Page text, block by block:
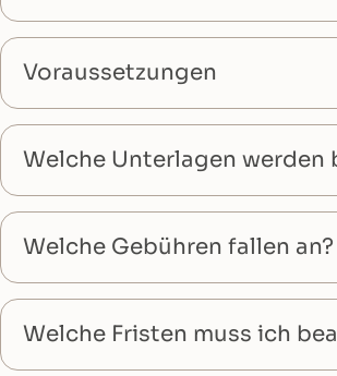
Voraussetzungen
Welche Unterlagen werden
Welche Gebühren fallen an?
Welche Fristen muss ich